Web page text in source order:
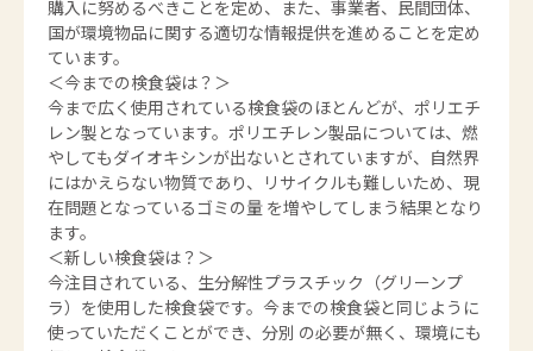
購入に努めるべきことを定め、また、事業者、民間団体、
国が環境物品に関する適切な情報提供を進めることを定め
ています。
＜今までの検食袋は？＞
今まで広く使用されている検食袋のほとんどが、ポリエチ
レン製となっています。ポリエチレン製品については、燃
やしてもダイオキシンが出ないとされていますが、自然界
にはかえらない物質であり、リサイクルも難しいため、現
在問題となっているゴミの量 を増やしてしまう結果となり
ます。
＜新しい検食袋は？＞
今注目されている、生分解性プラスチック（グリーンプ
ラ）を使用した検食袋です。今までの検食袋と同じように
使っていただくことができ、分別 の必要が無く、環境にも